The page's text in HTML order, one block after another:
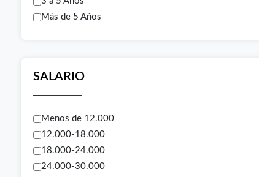
Más de 5 Años
SALARIO
Menos de 12.000
12.000-18.000
18.000-24.000
24.000-30.000